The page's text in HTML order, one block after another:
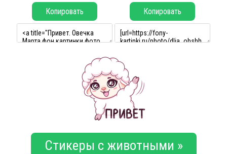
Копировать Копировать
Стикеры с животными »